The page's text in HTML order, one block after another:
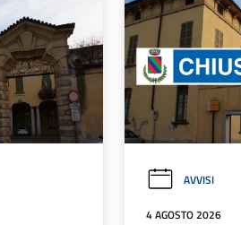
AVVISI
4 AGOSTO 2026